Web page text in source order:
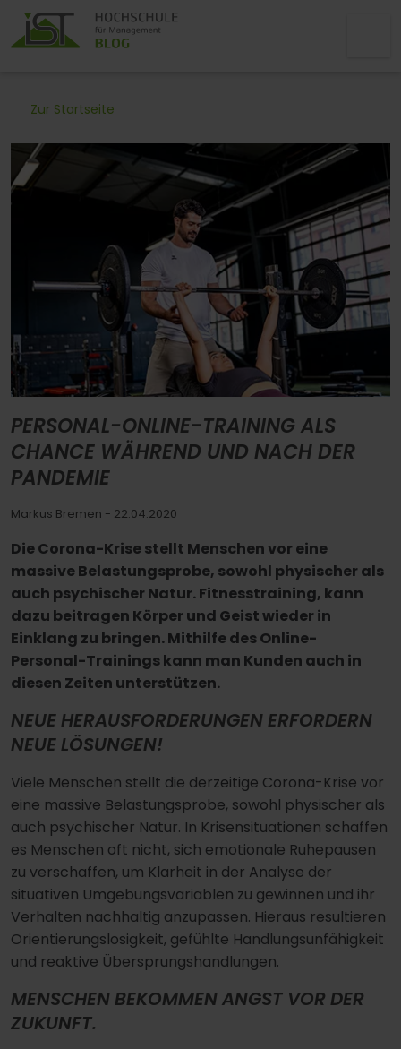
Zur Startseite
PERSONAL-ONLINE-TRAINING ALS
CHANCE WÄHREND UND NACH DER
PANDEMIE
Markus Bremen - 22.04.2020
Die Corona-Krise stellt Menschen vor eine
massive Belastungsprobe, sowohl physischer als
auch psychischer Natur. Fitnesstraining, kann
dazu beitragen Körper und Geist wieder in
Einklang zu bringen. Mithilfe des Online-
Personal-Trainings kann man Kunden auch in
diesen Zeiten unterstützen.
NEUE HERAUSFORDERUNGEN ERFORDERN
NEUE LÖSUNGEN!
Viele Menschen stellt die derzeitige Corona-Krise vor
eine massive Belastungsprobe, sowohl physischer als
auch psychischer Natur. In Krisensituationen schaffen
es Menschen oft nicht, sich emotionale Ruhepausen
zu verschaffen, um Klarheit in der Analyse der
situativen Umgebungsvariablen zu gewinnen und ihr
Verhalten nachhaltig anzupassen. Hieraus resultieren
Orientierungslosigkeit, gefühlte Handlungsunfähigkeit
und reaktive Übersprungshandlungen.
MENSCHEN BEKOMMEN ANGST VOR DER
ZUKUNFT.